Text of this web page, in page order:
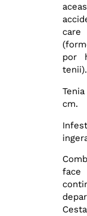
por
tenii).
cm.